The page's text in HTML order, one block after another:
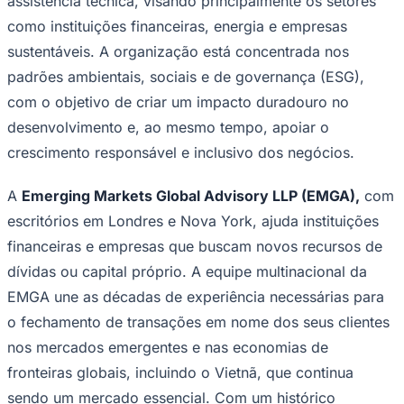
empregos locais, contribuir com a arrecadação de
impostos, e aumentar o acesso a produtos e serviços a
preços acessíveis."
Citizens Development Business Finance PLC (CDB)
Uma instituição financeira não bancária líder no Sri
Lanka, listada na Bolsa de Valores de Colombo,
inovação digital e capacitação de PMEs.
ASwedfund é a Development Finance Institution (DFI)
da Suécia, de propriedade integral do governo sueco,
que tem por missão reduzir a pobreza e promover o
desenvolvimento econômico sustentável nos mercados
emergentes. A Swedfund fornece financiamento de
longo prazo na forma de ações, empréstimos e
assistência técnica, visando principalmente os setores